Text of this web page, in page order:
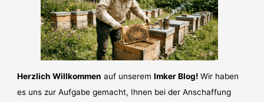
Herzlich Willkommen auf unseremImker Blog! Wir haben
es uns zur Aufgabe gemacht, Ihnen bei der Anschaffung